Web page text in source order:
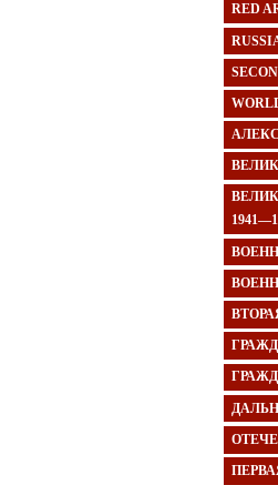
RED